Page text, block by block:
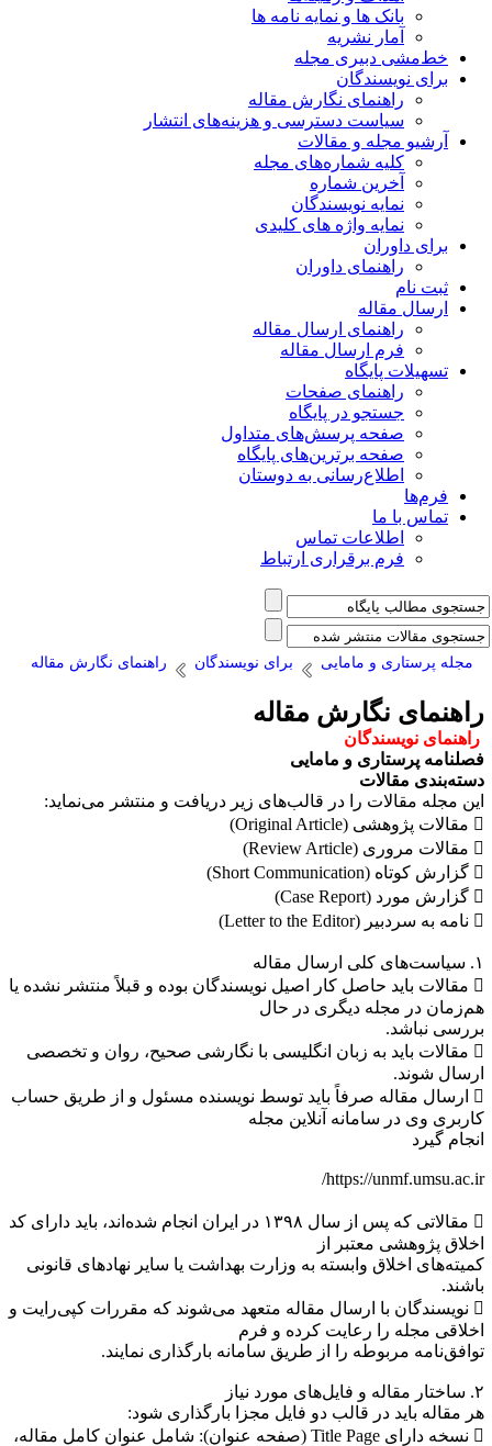
بانک ها و نمایه نامه ها
آمار نشریه
خط‌مشی دبیری مجله
برای نویسندگان
راهنمای نگارش مقاله
سیاست دسترسی و هزینه‌های انتشار
آرشیو مجله و مقالات
کلیه شماره‌های مجله
آخرین شماره
نمایه نویسندگان
نمایه واژه های کلیدی
برای داوران
راهنمای داوران
ثبت نام
ارسال مقاله
راهنمای ارسال مقاله
فرم ارسال مقاله
تسهیلات پایگاه
راهنمای صفحات
جستجو در پایگاه
صفحه پرسش‌های متداول
صفحه برترین‌های پایگاه
اطلاع‌رسانی به دوستان
فرم‌ها
تماس با ما
اطلاعات تماس
فرم برقراری ارتباط
مجله پرستاری و مامایی برای نویسندگان راهنمای نگارش مقاله
نگارش مقاله
نویسندگان
پرستاری و مامایی
مقالات
مجله مقالات را در قالب‌های زیر دریافت و منتشر می‌نماید:
 مقالات باید حاصل کار اصیل نویسندگان بوده و قبلاً منتشر نشده یا
در مجله دیگری در حال
نباشد.
 مقالات باید به زبان انگلیسی با نگارشی صحیح، روان و تخصصی
شوند.
 ارسال مقاله صرفاً باید توسط نویسنده مسئول و از طریق حساب
وی در سامانه آنلاین مجله
گیرد
https://
 مقالاتی که پس از سال ۱۳۹۸ در ایران انجام شده‌اند، باید دارای کد
پژوهشی معتبر از
اخلاق وابسته به وزارت بهداشت یا سایر نهادهای قانونی
 نویسندگان با ارسال مقاله متعهد می‌شوند که مقررات کپی‌رایت و
مجله را رعایت کرده و فرم
مربوطه را از طریق سامانه بارگذاری نمایند.
مقاله باید در قالب دو فایل مجزا بارگذاری شود:
 نسخه دارای Title Page (صفحه عنوان): شامل عنوان کامل مقاله،